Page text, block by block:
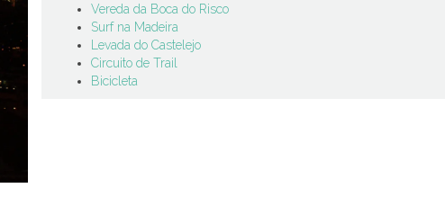
Vereda da Boca do Risco
Surf na Madeira
Levada do Castelejo
Circuito de Trail
Bicicleta